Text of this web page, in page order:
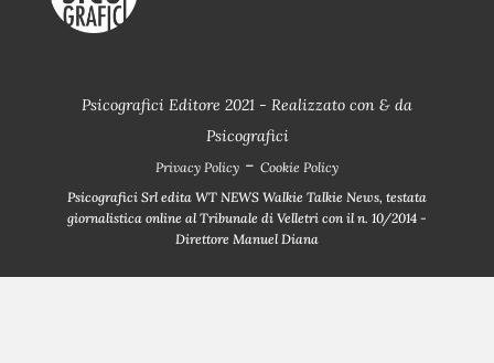
Psicografici Editore 2021 - Realizzato con & da
Psicografici
Privacy Policy - Cookie Policy
Psicografici Srl edita WT NEWS Walkie Talkie News, testata
giornalistica online al Tribunale di Velletri con il n. 10/2014 -
Direttore Manuel Diana